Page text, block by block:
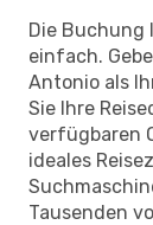
Die Buchung
einfach.
Antonio als
Sie Ihre
verfügbaren
ideales
Tausenden